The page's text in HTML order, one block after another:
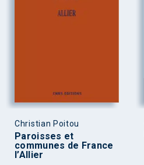
Christian Poitou
Paroisses et
communes de France
l’Allier